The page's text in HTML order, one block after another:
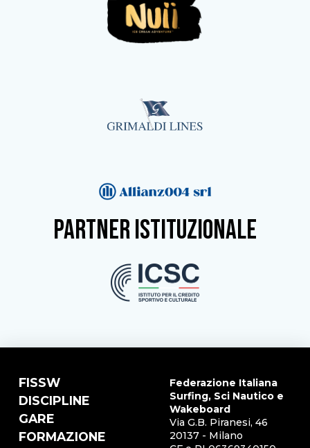
partner istituzionale
FISSW
DISCIPLINE
GARE
FORMAZIONE
Federazione Italiana
Surfing, Sci Nautico e
Wakeboard
Via G.B. Piranesi, 46
20137 - Milano